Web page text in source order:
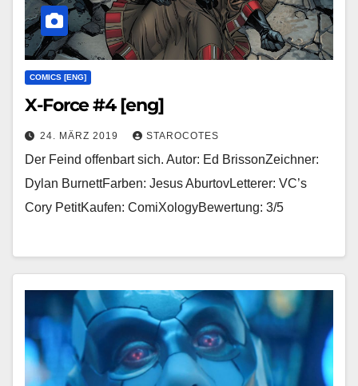
COMICS [ENG]
X-Force #4 [eng]
24. MÄRZ 2019 STAROCOTES
Der Feind offenbart sich. Autor: Ed BrissonZeichner:
Dylan BurnettFarben: Jesus AburtovLetterer: VC’s
Cory PetitKaufen: ComiXologyBewertung: 3/5